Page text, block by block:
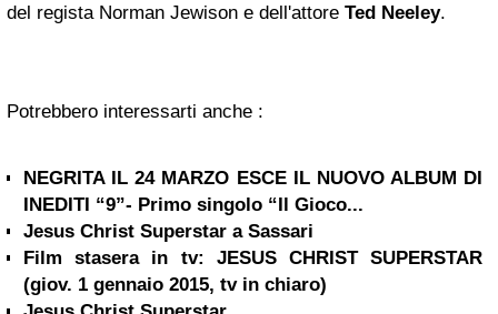
del regista Norman Jewison e dell'attore Ted Neeley.
Potrebbero interessarti anche :
NEGRITA IL 24 MARZO ESCE IL NUOVO ALBUM DI
INEDITI “9”- Primo singolo “Il Gioco...
Jesus Christ Superstar a Sassari
Film stasera in tv: JESUS CHRIST SUPERSTAR
(giov. 1 gennaio 2015, tv in chiaro)